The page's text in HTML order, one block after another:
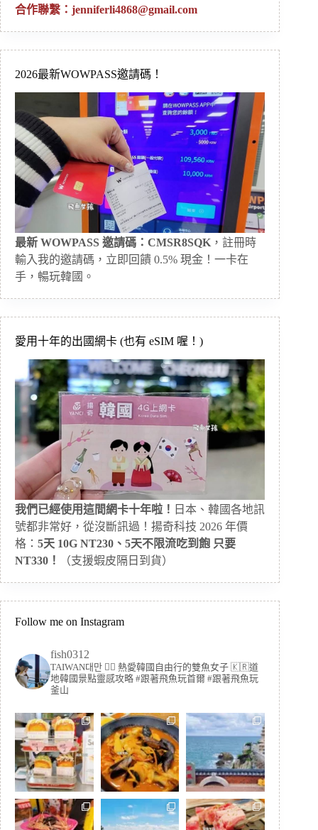
合作聯繫： jenniferli4868@gmail.com
2026最新WOWPASS邀請碼！
最新 WOWPASS 邀請碼：CMSR8SQK ，註冊時
輸入我的邀請碼，立即回饋 0.5% 現金！一卡在
手，暢玩韓國。
愛用十年的出國網卡 (也有 eSIM 喔！)
我們已經使用這間網卡十年啦！ 日本、韓國各地訊
號都非常好，從沒斷訊過！揚奇科技 2026 年價
格： 5天 10G NT230、5天不限流吃到飽 只要
NT330！
（支援蝦皮隔日到貨）
Follow me on Instagram
fish0312
TAIWAN대만 🏳️‍🌈 熱愛韓國自由行的雙魚女子 🇰🇷道
地韓國景點靈感攻略 #跟著飛魚玩首爾 #跟著飛魚玩
釜山